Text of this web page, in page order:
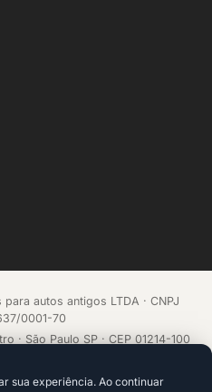
autos antigos LTDA · CNPJ
0001-70
· São Paulo SP · CEP 01214-100
sua experiência. Ao continuar